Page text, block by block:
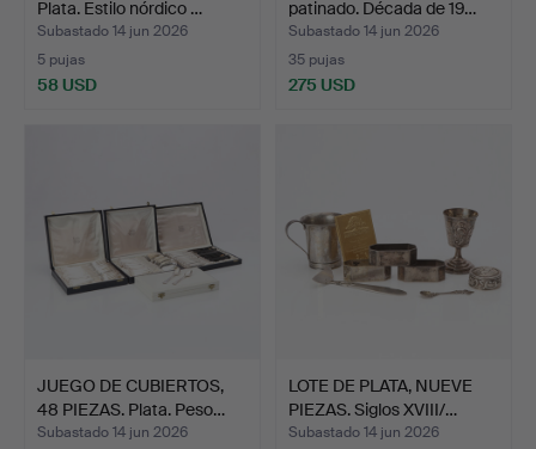
Plata. Estilo nórdico …
Subastado 14 jun 2026
5 pujas
58 USD
patinado. Década de 19…
Subastado 14 jun 2026
35 pujas
275 USD
JUEGO DE CUBIERTOS,
48 PIEZAS. Plata. Peso…
Subastado 14 jun 2026
LOTE DE PLATA, NUEVE
PIEZAS. Siglos XVIII/…
Subastado 14 jun 2026